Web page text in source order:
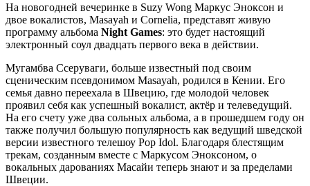
На новогодней вечеринке в Suzy Wong Маркус Эноксон и
двое вокалистов, Masayah и Cornelia, представят живую
программу альбома Night Games: это будет настоящий
электронный соул двадцать первого века в действии.
Мугамбва Ссеруваги, больше известный под своим
сценическим псевдонимом Masayah, родился в Кении. Его
семья давно переехала в Швецию, где молодой человек
проявил себя как успешный вокалист, актёр и телеведущий.
На его счету уже два сольных альбома, а в прошедшем году он
также получил большую популярность как ведущий шведской
версии известного телешоу Pop Idol. Благодаря блестящим
трекам, созданным вместе с Маркусом Эноксоном, о
вокальных дарованиях Масайи теперь знают и за пределами
Швеции.